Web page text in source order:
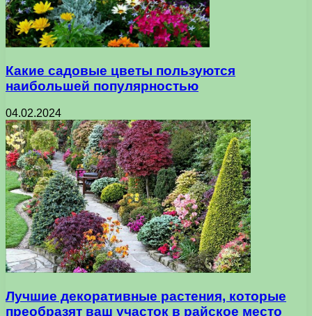
Какие садовые цветы пользуются
наибольшей популярностью
04.02.2024
Лучшие декоративные растения, которые
преобразят ваш участок в райское место